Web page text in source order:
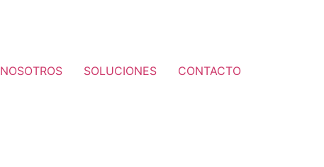
NOSOTROS SOLUCIONES CONTACTO